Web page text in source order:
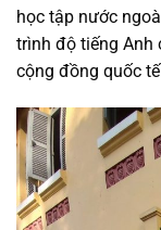
học tập nước
trình độ tiếng Anh
cộng đồng quốc